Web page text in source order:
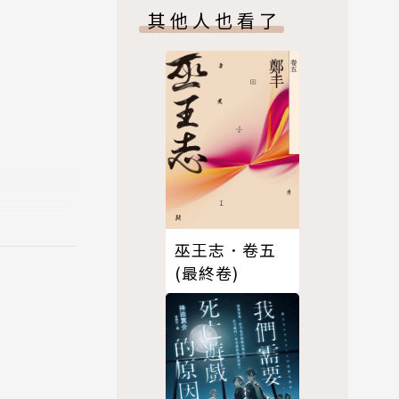
歡笑與
其他人也看了
巫王志．卷五
(最終卷)